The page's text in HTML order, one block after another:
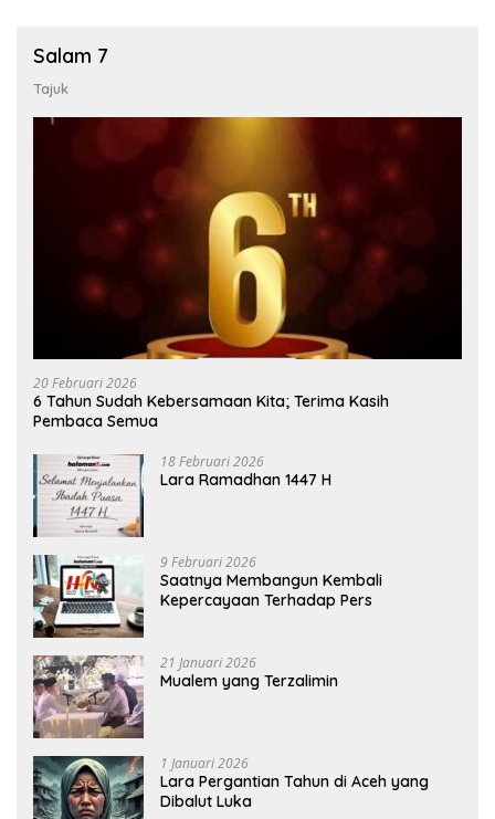
Salam 7
Tajuk
20 Februari 2026
6 Tahun Sudah Kebersamaan Kita; Terima Kasih
Pembaca Semua
18 Februari 2026
Lara Ramadhan 1447 H
9 Februari 2026
Saatnya Membangun Kembali
Kepercayaan Terhadap Pers
21 Januari 2026
Mualem yang Terzalimin
1 Januari 2026
Lara Pergantian Tahun di Aceh yang
Dibalut Luka